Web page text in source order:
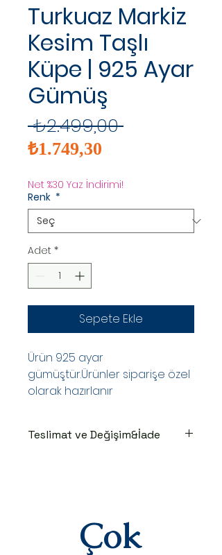
Turkuaz Markiz
Kesim Taşlı
Küpe | 925 Ayar
Gümüş
₺2.499,00 Normal
₺1.749,30
Net %30 Yaz İndirimi!
Renk *
Adet *
Sepete Ekle
Ürün 925 ayar
gümüştür.Ürünler siparişe özel
olarak hazırlanır
Teslimat ve Değişim&İade
edilir.Kargoya teslim edildiğinde
takip numaranız,anlaşmalı kargo
firmamız olan Yurtiçi Kargo
Çok